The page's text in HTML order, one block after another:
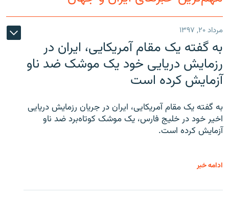
زبان‌های دیگر
مرداد ۲۰, ۱۳۹۷
به گفته یک مقام آمریکایی، ایران در
رزمایش دریایی خود یک موشک ضد ناو
آزمایش کرده است
به گفته یک مقام آمریکایی، ایران در جریان رزمایش دریایی
اخیر خود در خلیج فارس، یک موشک کوتاه‌برد ضد ناو
آزمایش کرده است.
ادامه خبر